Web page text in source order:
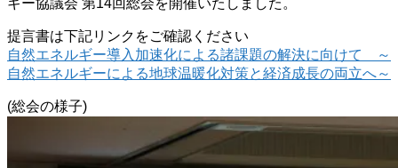
提言書は下記リンクをご確認ください
自然エネルギー導入加速化による諸課題の解決に向けて ～
自然エネルギーによる地球温暖化対策と経済成長の両立へ～
(総会の様子)